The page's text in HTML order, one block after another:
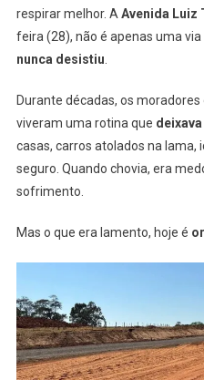
respirar melhor. AAvenida Luiz
feira (28), não é apenas uma
nunca desistiu.
Durante décadas, os
viveram uma rotina que
casas, carros atolados na lama,
seguro. Quando chovia, era
sofrimento.
Mas o que era lamento, hoje é